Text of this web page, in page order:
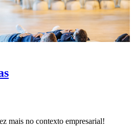
mais no contexto empresarial!